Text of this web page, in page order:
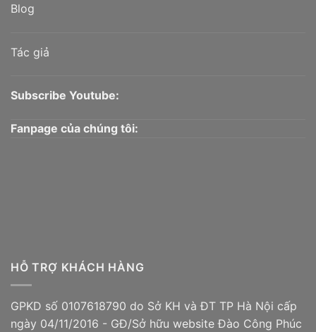
Blog
Tác giả
Subscribe Youtube:
Fanpage của chúng tôi:
HỖ TRỢ KHÁCH HÀNG
GPKD số 0107618790 do Sở KH và ĐT TP Hà Nội cấp
ngày 04/11/2016 - GĐ/Sở hữu website Đào Công Phúc